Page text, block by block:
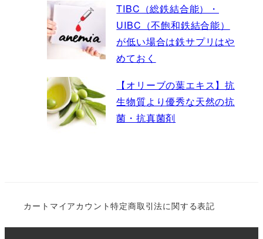
TIBC（総鉄結合能）・
UIBC（不飽和鉄結合能）
が低い場合は鉄サプリはや
めておく
【オリーブの葉エキス】抗
生物質より優秀な天然の抗
菌・抗真菌剤
カート マイアカウント特定商取引法に関する表記